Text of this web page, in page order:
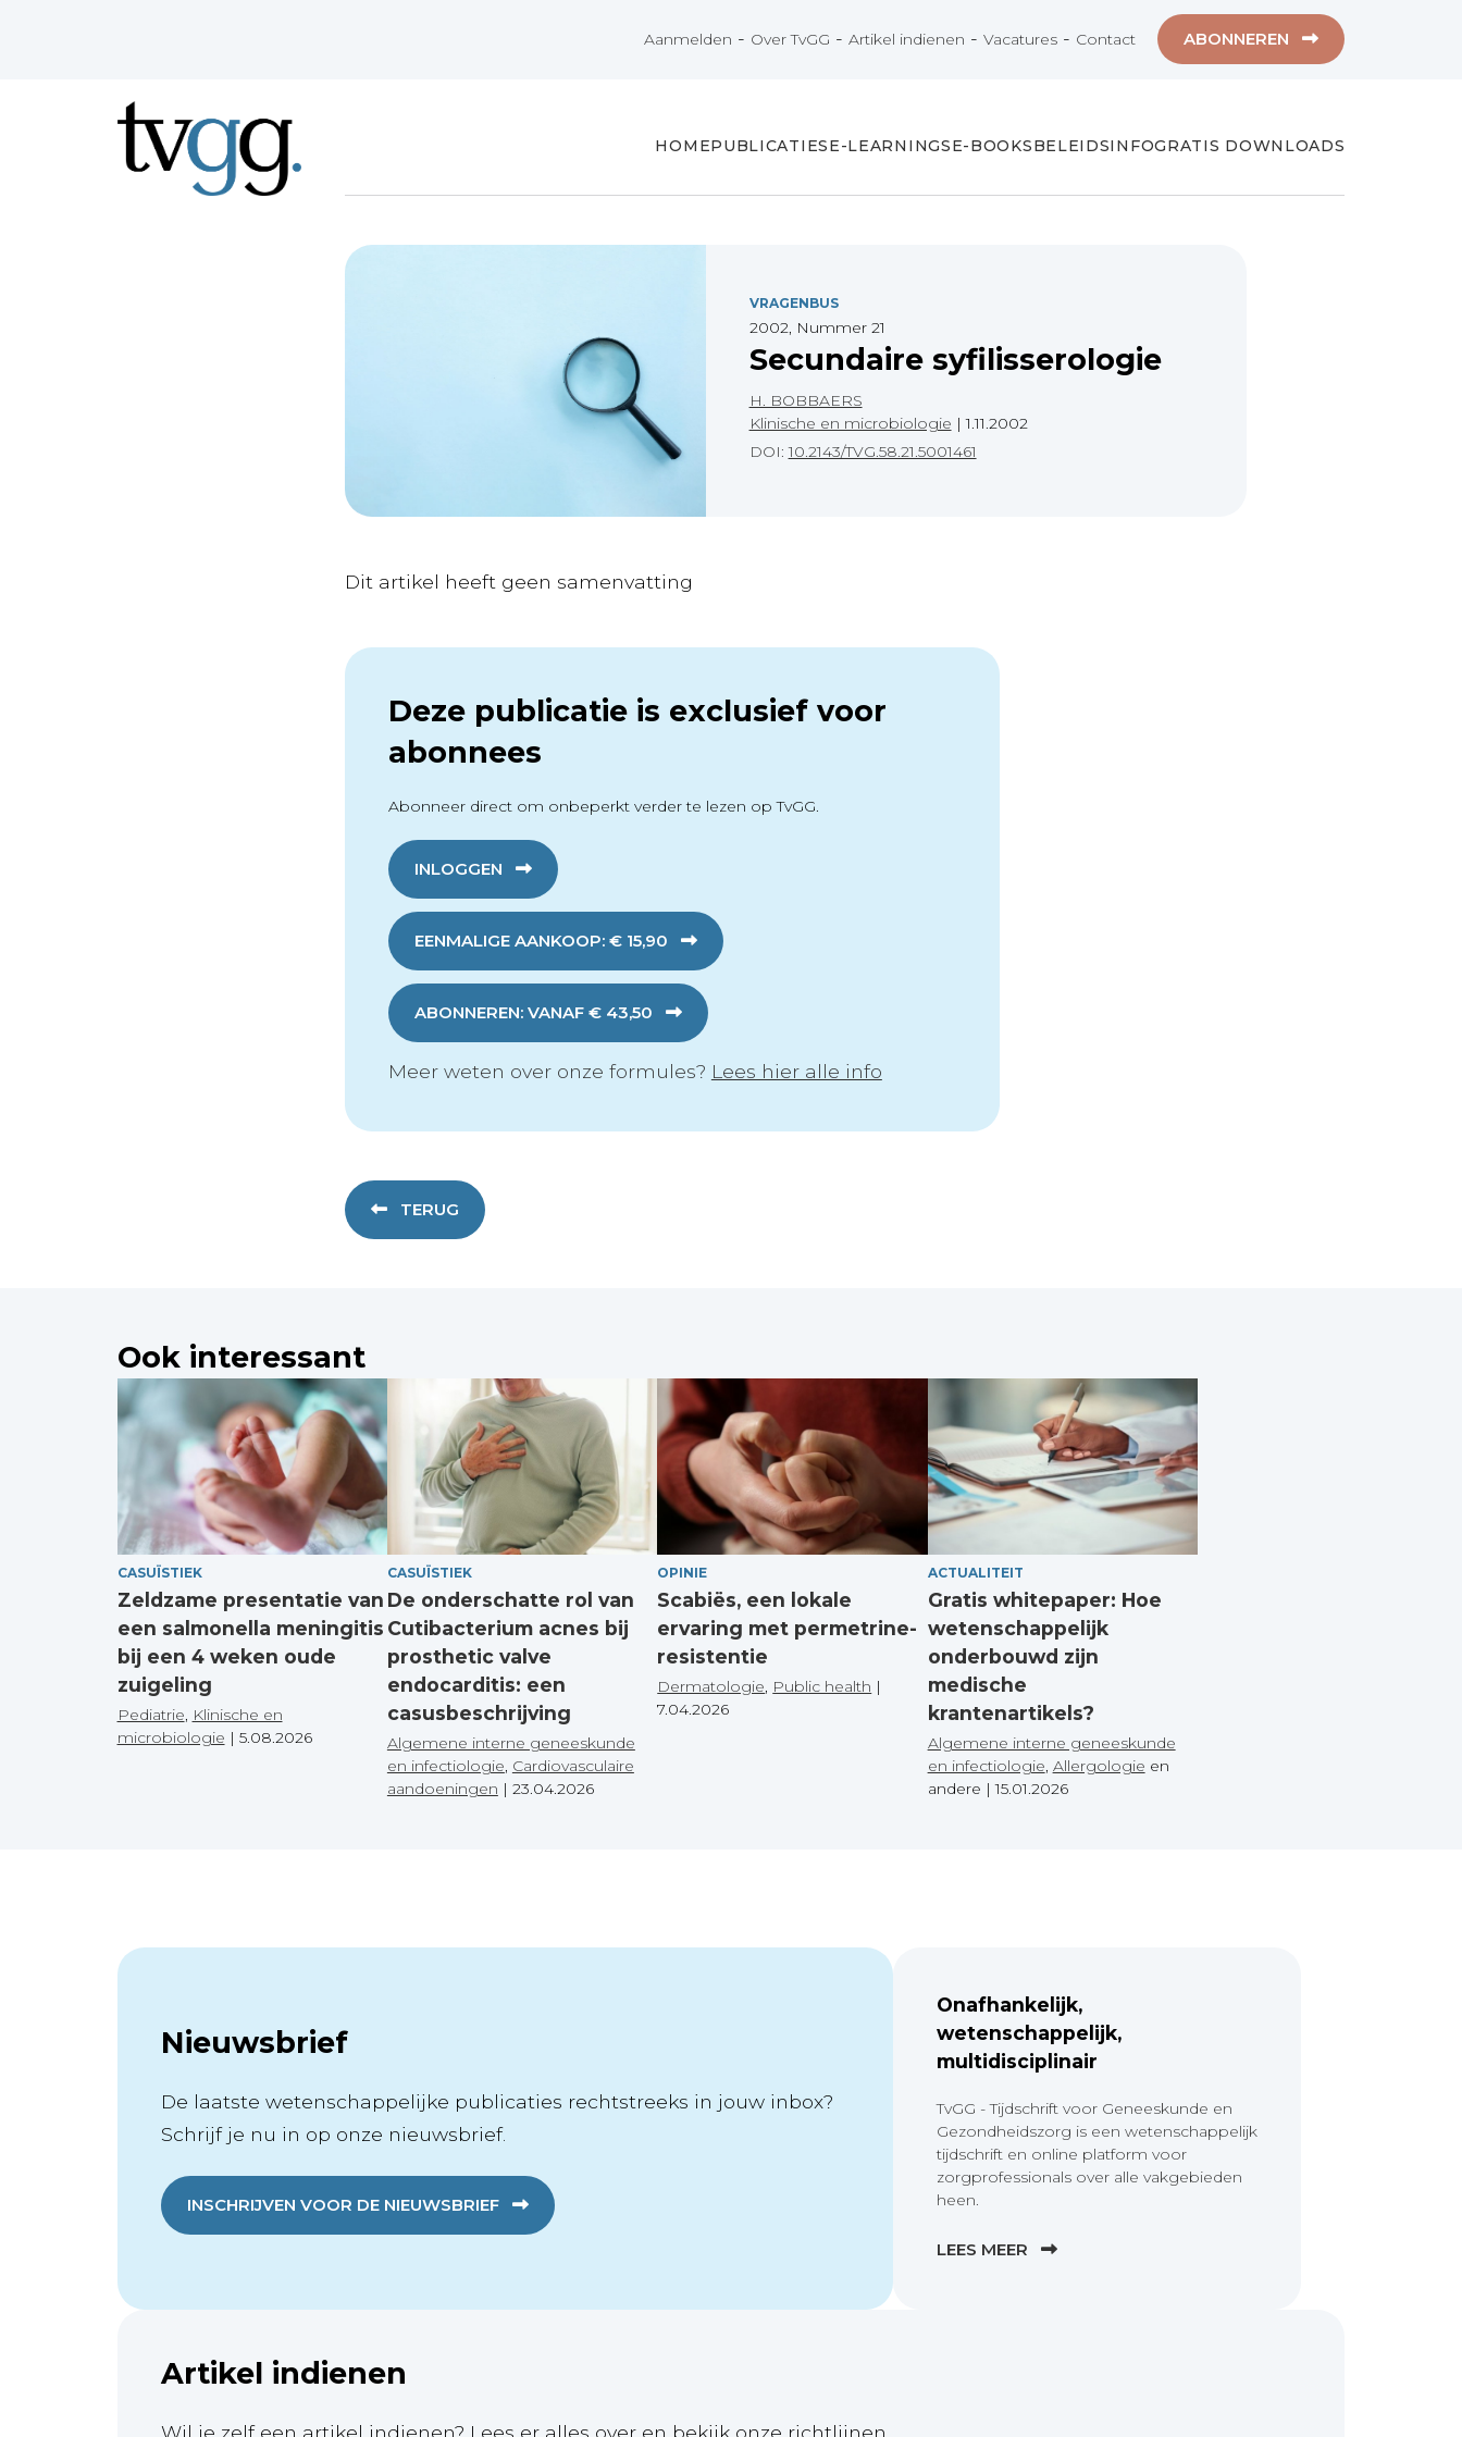
Aanmelden - Over TvGG -Artikel indienen -Vacatures - Contact ABONNEREN
HOMEPUBLICATIESE-LEARNINGSE-BOOKSBELEIDSINFOGRATIS DOWNLOADS
VRAGENBUS
2002, Nummer 21
Secundaire syfilisserologie
H. BOBBAERS
Klinische en microbiologie |1.11.2002
DOI:10.2143/TVG.58.21.5001461
Dit artikel heeft geen samenvatting
Deze publicatie is exclusief voor
abonnees
Abonneer direct om onbeperkt verder te lezen op TvGG.
INLOGGEN
EENMALIGE AANKOOP: € 15,90
ABONNEREN: VANAF € 43,50
Meer weten over onze formules? Lees hier alle info
TERUG
Ook interessant
CASUÏSTIEK
Zeldzame presentatie van
een salmonella meningitis
bij een 4 weken oude
zuigeling
Pediatrie Klinische en
microbiologie | 5.08.2026
CASUÏSTIEK
De onderschatte rol van
Cutibacterium acnes bij
prosthetic valve
endocarditis: een
casusbeschrijving
Algemene interne geneeskunde
en infectiologie Cardiovasculaire
aandoeningen | 23.04.2026
OPINIE
Scabiës, een lokale
ervaring met permetrine-
resistentie
Dermatologie Public health |
7.04.2026
ACTUALITEIT
Gratis whitepaper: Hoe
wetenschappelijk
onderbouwd zijn
medische
krantenartikels?
Algemene interne geneeskunde
en infectiologie Allergologie en
andere |15.01.2026
Nieuwsbrief
De laatste wetenschappelijke publicaties rechtstreeks in jouw inbox?
Schrijf je nu in op onze nieuwsbrief.
INSCHRIJVEN VOOR DE NIEUWSBRIEF
Onafhankelijk,
wetenschappelijk,
multidisciplinair
TvGG - Tijdschrift voor Geneeskunde en
Gezondheidszorg is een wetenschappelijk
tijdschrift en online platform voor
zorgprofessionals over alle vakgebieden
heen.
LEES MEER
Artikel indienen
Wil je zelf een artikel indienen? Lees er alles over en bekijk onze richtlijnen.